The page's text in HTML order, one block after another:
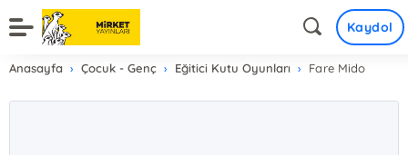
Kaydol
Anasayfa Çocuk - Genç Eğitici Kutu Oyunları Fare Mido